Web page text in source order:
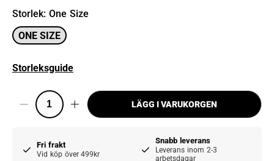
Storlek: One Size
ONE SIZE
Storleksguide
LÄGG I VARUKORGEN
Fri frakt
Vid köp över 499kr
Snabb leverans
Leverans inom 2-3
arbetsdagar